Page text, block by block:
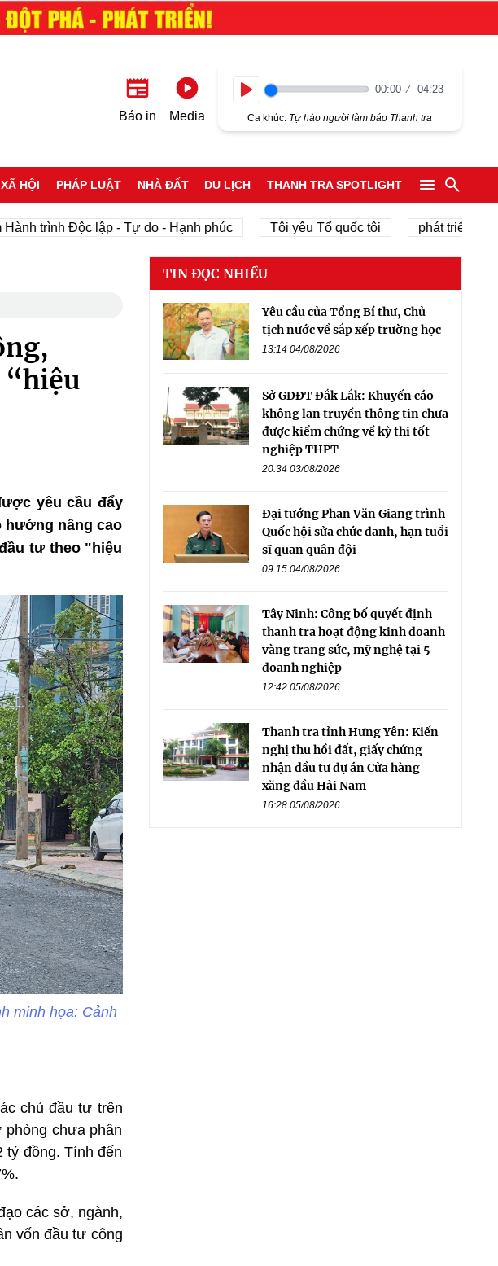
Báo in Media
00:00 04:23
Ca khúc: Tự hào người làm báo Thanh tra
XÃ HỘI PHÁP LUẬT NHÀ ĐẤT DU LỊCH THANH TRA SPOTLIGHT
trình Độc lập - Tự do - Hạnh phúc Tôi yêu Tổ quốc tôi phát triển kinh tế
“hiệu
yêu cầu đẩy
hướng nâng cao
tư theo "hiệu
minh họa: Cảnh
chủ đầu tư trên
chưa phân
tỷ đồng. Tính đến
các sở, ngành,
vốn đầu tư công
TIN ĐỌC NHIỀU
Yêu cầu của Tổng Bí thư, Chủ
tịch nước về sắp xếp trường học
13:14 04/08/2026
Sở GDĐT Đắk Lắk: Khuyến cáo
không lan truyền thông tin chưa
được kiểm chứng về kỳ thi tốt
nghiệp THPT
20:34 03/08/2026
Đại tướng Phan Văn Giang trình
Quốc hội sửa chức danh, hạn tuổi
sĩ quan quân đội
09:15 04/08/2026
Tây Ninh: Công bố quyết định
thanh tra hoạt động kinh doanh
vàng trang sức, mỹ nghệ tại 5
doanh nghiệp
12:42 05/08/2026
Thanh tra tỉnh Hưng Yên: Kiến
nghị thu hồi đất, giấy chứng
nhận đầu tư dự án Cửa hàng
xăng dầu Hải Nam
16:28 05/08/2026